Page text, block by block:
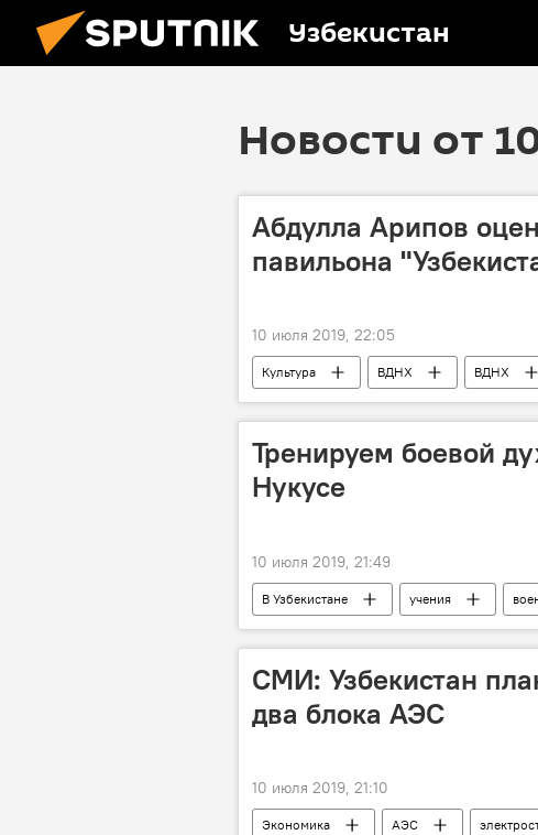
Узбекистан
Новости от
Абдулла Арипов
павильона
10 июля 2019, 22:05
Культура ВДНХ ВДНХ
Тренируем боевой
Нукусе
10 июля 2019, 21:49
В Узбекистане учения
СМИ: Узбекистан
два блока АЭС
10 июля 2019, 21:10
Экономика АЭС